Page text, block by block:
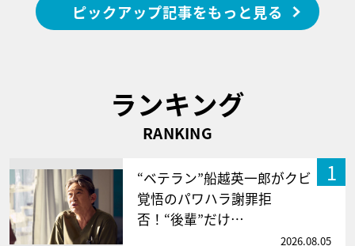
ピックアップ記事をもっと見る
ランキング
RANKING
1
“ベテラン”船越英一郎がクビ
覚悟のパワハラ謝罪拒
否！“後輩”だけ…
2026.08.05